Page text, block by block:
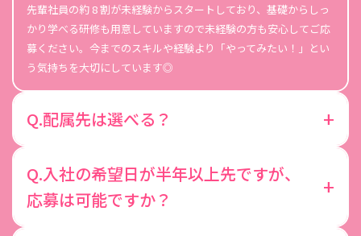
先輩社員の約 8 割が未経験からスタートしており、基礎からしっ
かり学べる研修も用意していますので未経験の方も安心してご応
募ください。今までのスキルや経験より「やってみたい！」とい
う気持ちを大切にしています◎
Q.配属先は選べる？
Q.入社の希望日が半年以上先ですが、
応募は可能ですか？